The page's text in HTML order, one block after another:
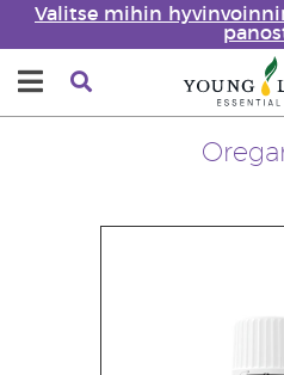
Valitse mihin